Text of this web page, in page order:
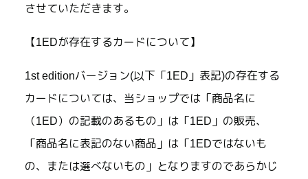
させていただきます。
【1EDが存在するカードについて】
1st editionバージョン(以下「1ED」表記)の存在する
カードについては、当ショップでは「商品名に
（1ED）の記載のあるもの」は「1ED」の販売、
「商品名に表記のない商品」は「1EDではないも
の、または選べないもの」となりますのであらかじ